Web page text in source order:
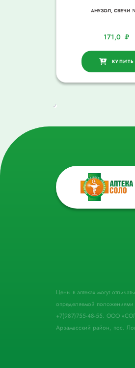
АНУЗОЛ, СВЕЧИ
171,0₽
КУПИТЬ
Цены в аптеках могут
определяемой положениями
+7(987)755-48-55. ООО
Арзамасский район, пос.